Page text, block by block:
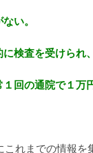
い。
査を受けられ、
の通院で１万円
れまでの情報を